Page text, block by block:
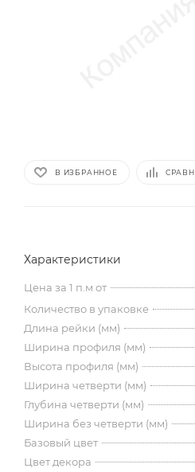
В ИЗБРАННОЕ
Характеристики
Цена за 1 п.м от
Количество в упаковке
Длина рейки (мм)
Ширина профиля (мм)
Высота профиля (мм)
Ширина четверти (мм)
Глубина четверти (мм)
Ширина без четверти (мм)
Базовый цвет
Цвет декора